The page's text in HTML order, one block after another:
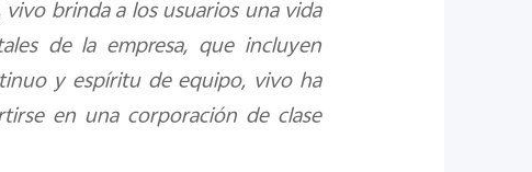
brinda a los usuarios una vida
de la empresa, que incluyen
y espíritu de equipo, vivo ha
en una corporación de clase